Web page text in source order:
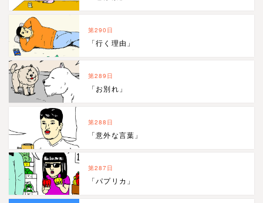
第290日
「行く理由」
第289日
「お別れ」
第288日
「意外な言葉」
第287日
「パプリカ」